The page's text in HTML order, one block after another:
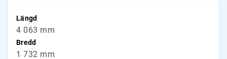
Längd
4 063 mm
Bredd
1 732 mm